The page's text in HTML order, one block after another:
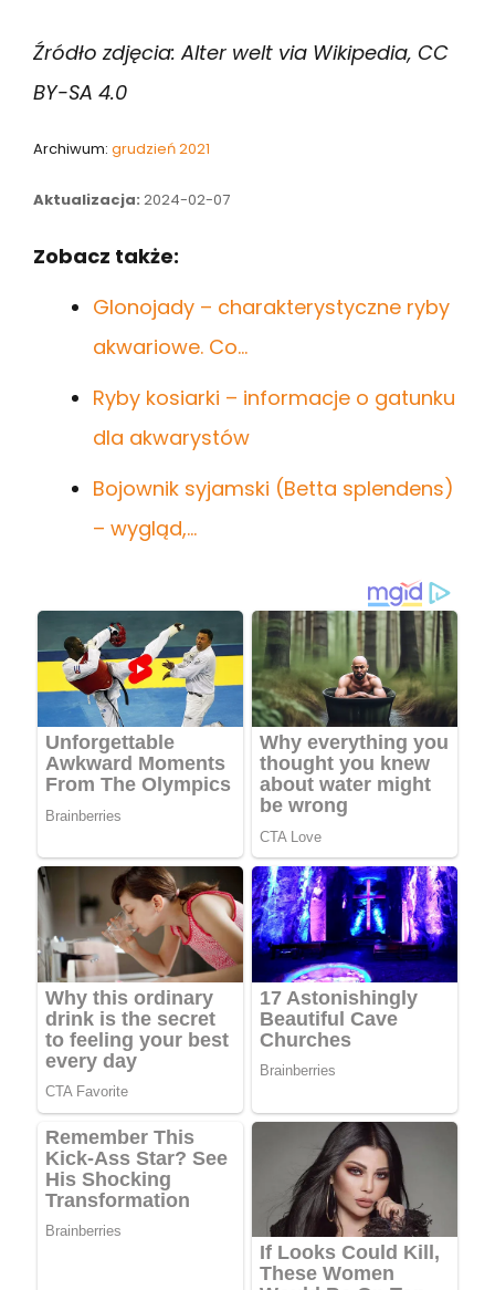
Źródło zdjęcia: Alter welt via Wikipedia, CC
BY-SA 4.0
Archiwum: grudzień 2021
Aktualizacja: 2024-02-07
Zobacz także:
Glonojady – charakterystyczne ryby
akwariowe. Co…
Ryby kosiarki – informacje o gatunku
dla akwarystów
Bojownik syjamski (Betta splendens)
– wygląd,…